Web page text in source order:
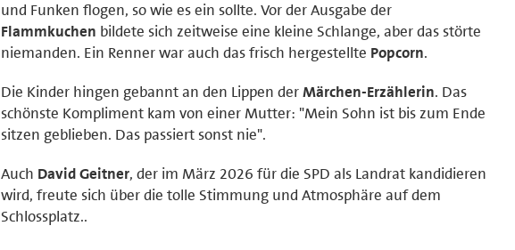
und Funken flogen, so wie es ein sollte. Vor der Ausgabe der
Flammkuchen bildete sich zeitweise eine kleine Schlange, aber das störte
niemanden. Ein Renner war auch das frisch hergestellte Popcorn.
Die Kinder hingen gebannt an den Lippen derMärchen-Erzählerin. Das
schönste Kompliment kam von einer Mutter: "Mein Sohn ist bis zum Ende
sitzen geblieben. Das passiert sonst nie".
Auch David Geitner, der im März 2026 für die SPD als Landrat kandidieren
wird, freute sich über die tolle Stimmung und Atmosphäre auf dem
Schlossplatz..